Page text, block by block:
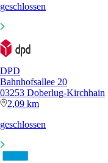
geschlossen
DPD
Bahnhofsallee 20
03253 Doberlug-Kirchhain
2,09 km
geschlossen